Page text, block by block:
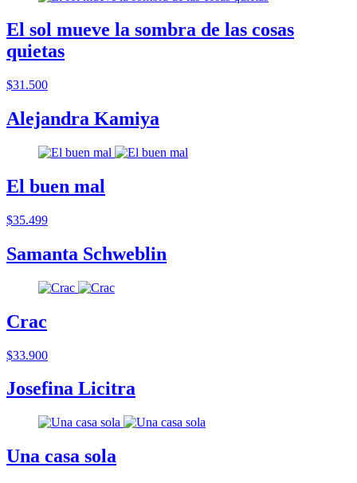
El sol mueve la sombra de las cosas
quietas
$31.500
Alejandra Kamiya
El buen mal
$35.499
Samanta Schweblin
Crac
$33.900
Josefina Licitra
Una casa sola